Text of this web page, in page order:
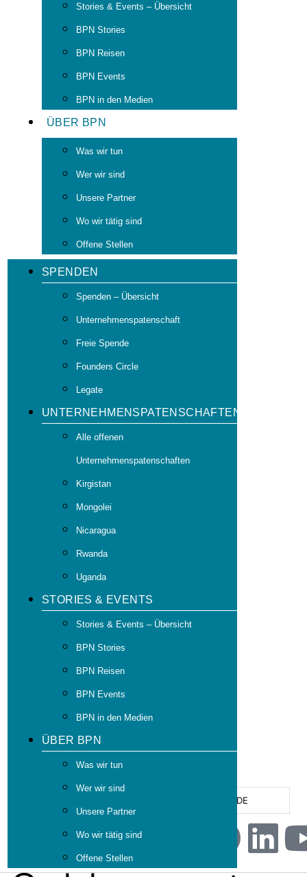
Stories & Events – Übersicht
BPN Stories
BPN Reisen
BPN Events
BPN in den Medien
ÜBER BPN
Was wir tun
Wer wir sind
Unsere Partner
Wo wir tätig sind
Offene Stellen
SPENDEN
Spenden – Übersicht
Unternehmenspatenschaft
Freie Spende
Founders Circle
Legate
UNTERNEHMENSPATENSCHAFTEN
Alle offenen
Unternehmenspatenschaften
Kirgistan
Mongolei
Nicaragua
Rwanda
Uganda
STORIES & EVENTS
Stories & Events – Übersicht
BPN Stories
BPN Reisen
BPN Events
BPN in den Medien
ÜBER BPN
Was wir tun
Wer wir sind
Unsere Partner
Wo wir tätig sind
Offene Stellen
DE